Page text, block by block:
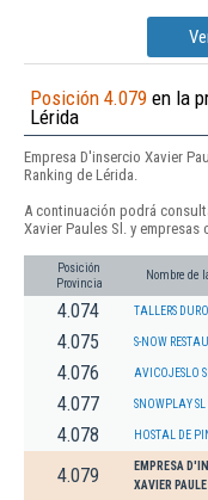
Posición 4.079 en la
Lérida
Empresa D'insercio Xavier
Ranking de Lérida.
A continuación podrá
Xavier Paules Sl. y
Posición
Provincia
Nombre de
4.074 TALLERS
4.075 S-NOW
4.076 AVICOJESLO
4.077 SNOWPLAY SL
4.078 HOSTAL DE
4.079
EMPRESA
XAVIER